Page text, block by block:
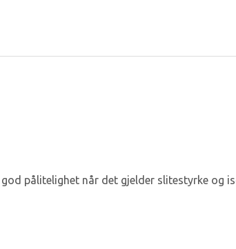
pålitelighet når det gjelder slitestyrke og